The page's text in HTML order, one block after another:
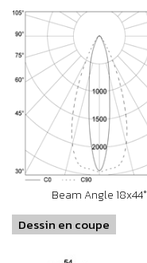
Beam Angle 18x44°
Dessin en coupe